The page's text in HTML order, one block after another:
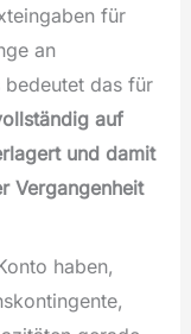
für
an
bedeutet das für
auf
und damit
Vergangenheit
haben,